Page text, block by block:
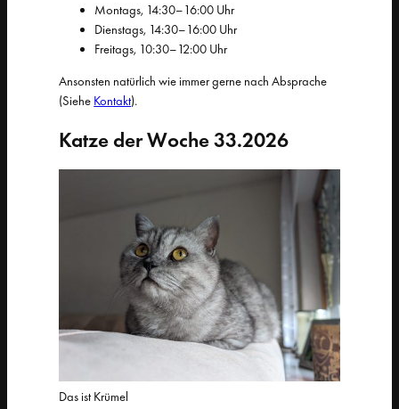
Montags, 14:30–16:00 Uhr
Dienstags, 14:30–16:00 Uhr
Freitags, 10:30–12:00 Uhr
Ansonsten natürlich wie immer gerne nach Absprache
(Siehe Kontakt).
Katze der Woche 33.2026
Das ist Krümel